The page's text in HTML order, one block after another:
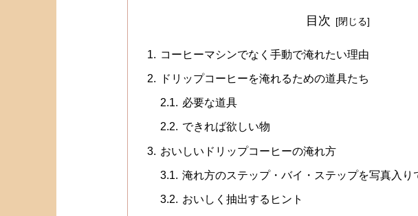
目次
コーヒーマシンでなく手動で淹れたい理由
ドリップコーヒーを淹れるための道具たち
必要な道具
できれば欲しい物
おいしいドリップコーヒーの淹れ方
淹れ方のステップ・バイ・ステップを写真入り
おいしく抽出するヒント